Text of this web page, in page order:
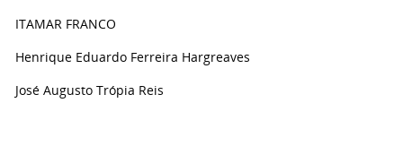
ITAMAR FRANCO
Henrique Eduardo Ferreira Hargreaves
José Augusto Trópia Reis